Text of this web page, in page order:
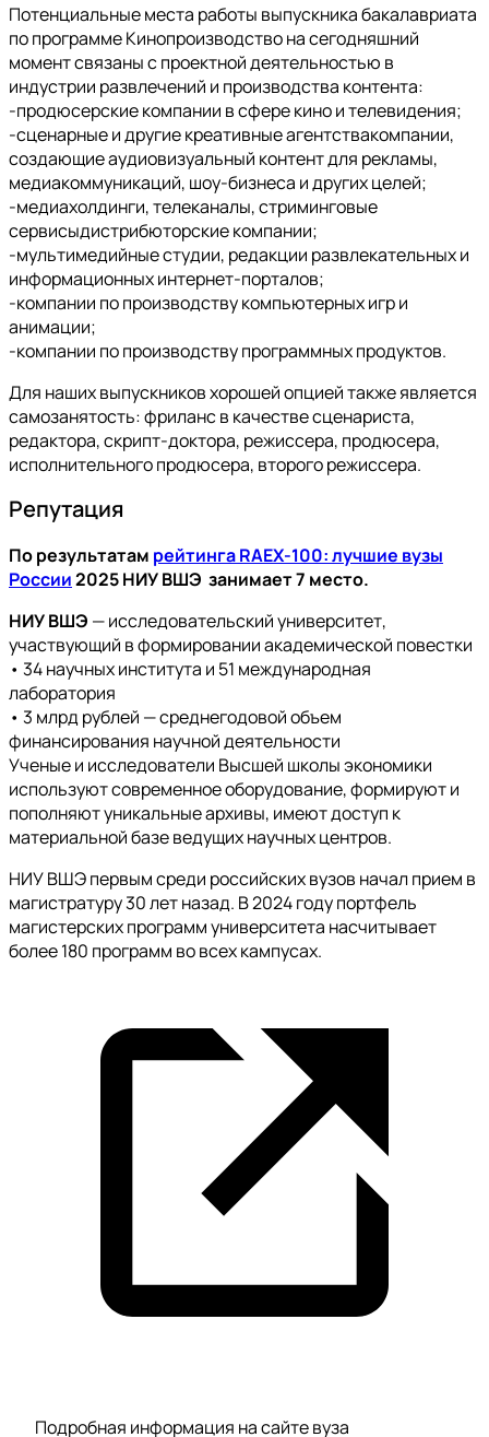
Потенциальные места работы выпускника бакалавриата
по программе Кинопроизводство на сегодняшний
момент связаны с проектной деятельностью в
индустрии развлечений и производства контента:
-продюсерские компании в сфере кино и телевидения;
-сценарные и другие креативные агентствакомпании,
создающие аудиовизуальный контент для рекламы,
медиакоммуникаций, шоу-бизнеса и других целей;
-медиахолдинги, телеканалы, стриминговые
сервисыдистрибюторские компании;
-мультимедийные студии, редакции развлекательных и
информационных интернет-порталов;
-компании по производству компьютерных игр и
анимации;
-компании по производству программных продуктов.
Для наших выпускников хорошей опцией также является
самозанятость: фриланс в качестве сценариста,
редактора, скрипт-доктора, режиссера, продюсера,
исполнительного продюсера, второго режиссера.
Репутация
По результатам рейтинга RAEX-100: лучшие вузы
России2025 НИУ ВШЭ занимает 7 место.
НИУ ВШЭ — исследовательский университет,
участвующий в формировании академической повестки
• 34 научных института и 51 международная
лаборатория
• 3 млрд рублей — среднегодовой объем
финансирования научной деятельности
Ученые и исследователи Высшей школы экономики
используют современное оборудование, формируют и
пополняют уникальные архивы, имеют доступ к
материальной базе ведущих научных центров.
НИУ ВШЭ первым среди российских вузов начал прием в
магистратуру 30 лет назад. В 2024 году портфель
магистерских программ университета насчитывает
более 180 программ во всех кампусах.
Подробная информация на сайте вуза